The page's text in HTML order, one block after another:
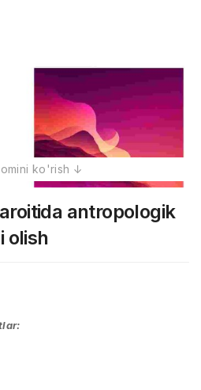
antropologik
olish